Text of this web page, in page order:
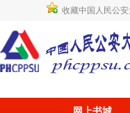
收藏中国人民公